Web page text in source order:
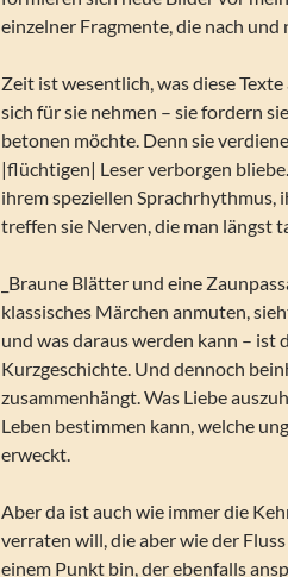
einzelner Fragmente, die nach und
Zeit ist wesentlich, was diese
sich für sie nehmen – sie fordern
betonen möchte. Denn sie
|flüchtigen| Leser verborgen
ihrem speziellen
treffen sie Nerven, die man längst
_Braune Blätter und eine
klassisches Märchen anmuten,
und was daraus werden kann – ist
Kurzgeschichte. Und dennoch
zusammenhängt. Was Liebe
Leben bestimmen kann, welche
erweckt.
Aber da ist auch wie immer die
verraten will, die aber wie der
einem Punkt bin, der ebenfalls